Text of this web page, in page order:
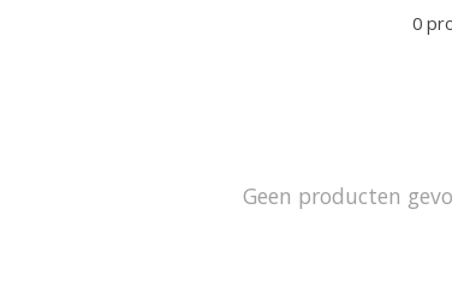
0
Geen producten